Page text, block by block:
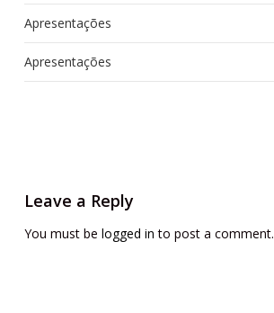
Apresentações
Apresentações
Leave a Reply
You must be logged in to post a comment.